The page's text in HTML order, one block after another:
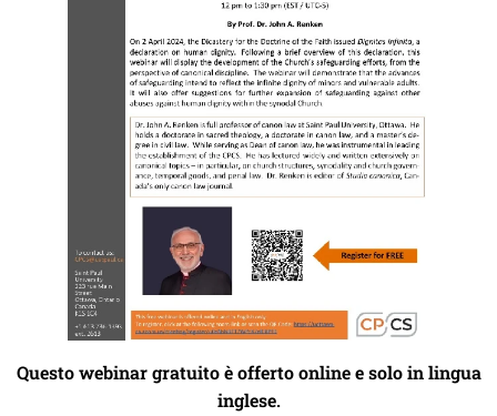
Questo webinar gratuito è offerto online e solo in lingua
inglese.